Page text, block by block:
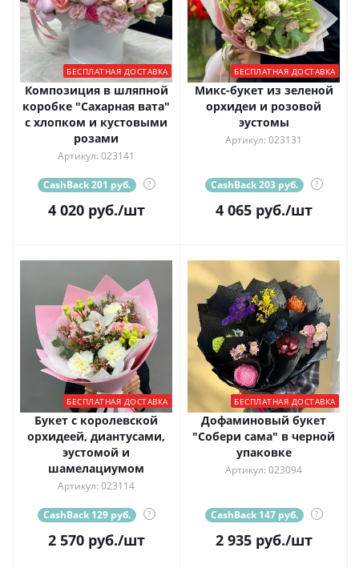
БЕСПЛАТНАЯ ДОСТАВКА
Композиция в шляпной
коробке "Сахарная вата"
с хлопком и кустовыми
розами
Артикул: 023141
CashBack 201 руб. ?
4 020руб./шт
БЕСПЛАТНАЯ ДОСТАВКА
Микс-букет из зеленой
орхидеи и розовой
эустомы
Артикул: 023131
CashBack 203 руб. ?
4 065руб./шт
БЕСПЛАТНАЯ ДОСТАВКА
Букет с королевской
орхидеей, диантусами,
эустомой и
шамелациумом
Артикул: 023114
CashBack 129 руб. ?
2 570руб./шт
БЕСПЛАТНАЯ ДОСТАВКА
Дофаминовый букет
"Собери сама" в черной
упаковке
Артикул: 023094
CashBack 147 руб. ?
2 935руб./шт